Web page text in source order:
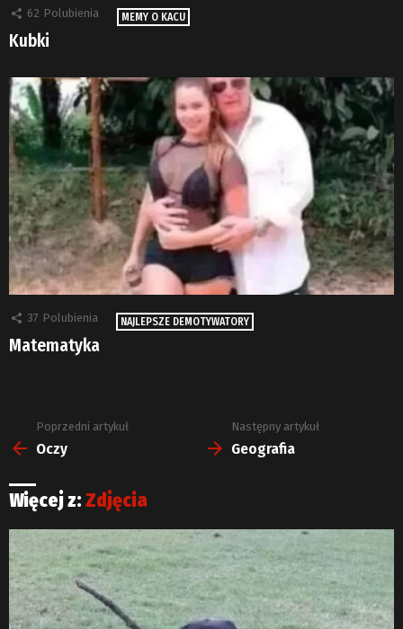
62 Polubienia MEMY O KACU
Kubki
37 Polubienia NAJLEPSZE DEMOTYWATORY
Matematyka
Zobacz
więcej
Poprzedni artykuł
Oczy
Następny artykuł
Geografia
Więcej z:Zdjęcia